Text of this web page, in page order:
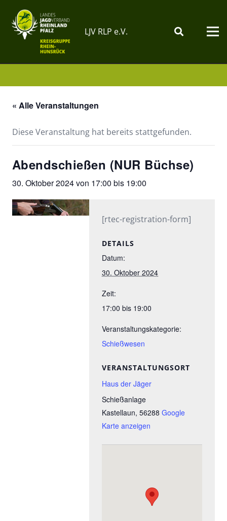
LJV RLP e.V.
« Alle Veranstaltungen
Diese Veranstaltung hat bereits stattgefunden.
Abendschießen (NUR Büchse)
30. Oktober 2024 von 17:00 bis 19:00
[rtec-registration-form]
DETAILS
Datum:
30. Oktober 2024
Zeit:
17:00 bis 19:00
Veranstaltungskategorie:
Schießwesen
VERANSTALTUNGSORT
Haus der Jäger
Schießanlage
Kastellaun, 56288 Google
Karte anzeigen